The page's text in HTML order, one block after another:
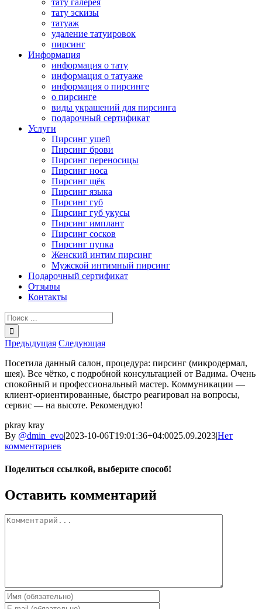
тату галерея
тату эскизы
татуаж
удаление татуировок
пирсинг
Информация
информация о тату
информация о татуаже
информация о пирсинге
о пирсинге
виды украшений для пирсинга
подарочный сертификат
Услуги
Пирсинг ушей
Пирсинг брови
Пирсинг переносицы
Пирсинг носа
Пирсинг щёк
Пирсинг языка
Пирсинг губ
Пирсинг губ укусы
Пирсинг имплант
Пирсинг сосков
Пирсинг пупка
Женский интим пирсинг
Мужской интимный пирсинг
Подарочный сертификат
Отзывы
Контакты
Результат
поиска:
Предыдущая Следующая
Посетила данный салон, процедура: пирсинг (микродермал,
шея). Все чётко, с подробной консультацией от Вадима. Очень
спокойный и профессиональный мастер. Коммуникации —
клиент-ориентированные, быстро реагировал на вопросы,
сервис — на высоте. Рекомендую!
pkray kray
By @dmin_evo|2023-10-06T19:01:36+04:0025.09.2023|Нет
комментариев
Поделиться ссылкой, выберите способ!
Facebook
X
Reddit
LinkedIn
WhatsApp
Telegram
Tumblr
Pinterest
Vk
Email
Оставить комментарий
Комментарий